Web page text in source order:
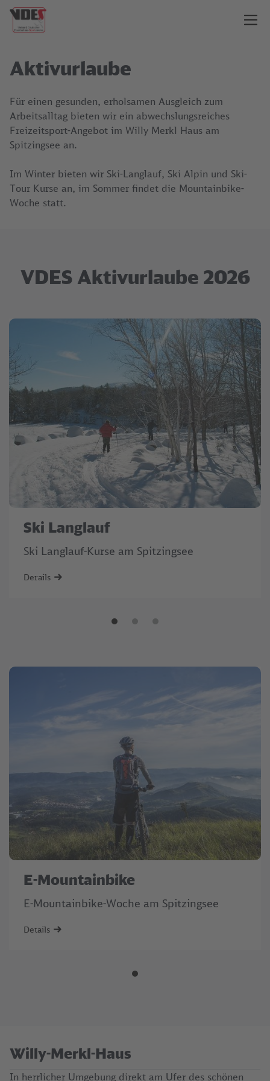
Aktivurlaube
Für einen gesunden, erholsamen Ausgleich zum
Arbeitsalltag bieten wir ein abwechslungsreiches
Freizeitsport-Angebot im Willy Merkl Haus am
Spitzingsee an.
Im Winter bieten wir Ski-Langlauf, Ski Alpin und Ski-
Tour Kurse an, im Sommer findet die Mountainbike-
Woche statt.
VDES Aktivurlaube 2026
Ski Langlauf
Ski Langlauf-Kurse am Spitzingsee
Derails
E-Mountainbike
E-Mountainbike-Woche am Spitzingsee
Details
Willy-Merkl-Haus
In herrlicher Umgebung direkt am Ufer des schönen